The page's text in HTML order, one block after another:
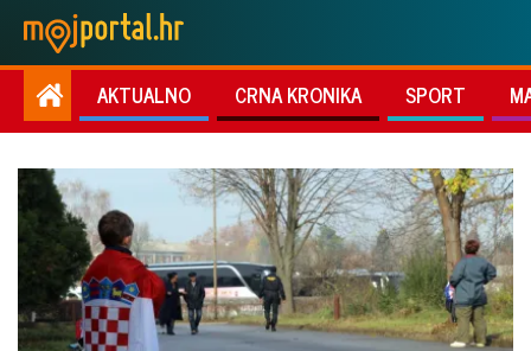
AKTUALNO CRNA KRONIKA SPORT